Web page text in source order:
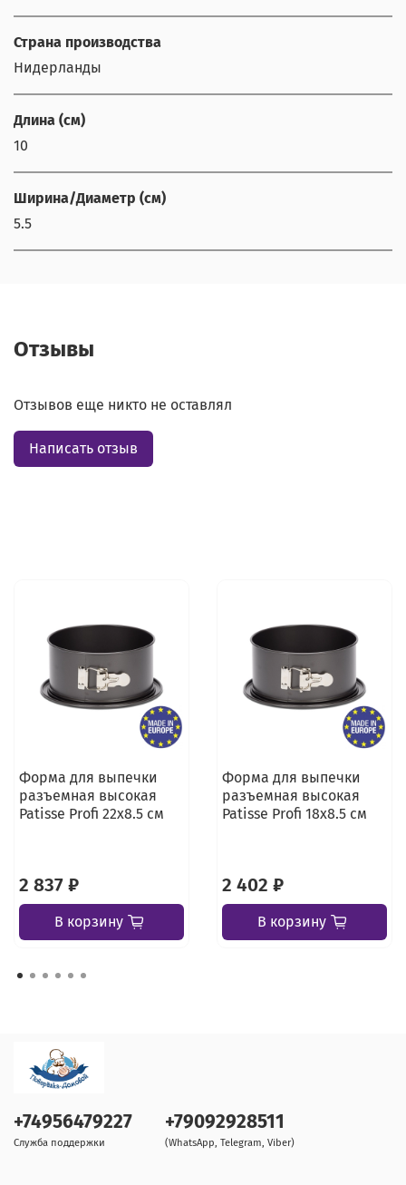
Страна производства
Нидерланды
Длина (см)
10
Ширина/Диаметр (см)
5.5
Отзывы
Отзывов еще никто не оставлял
Написать отзыв
Форма для выпечки
разъемная высокая
Patisse Profi 22x8.5 см
2 837 ₽
В корзину
Форма для выпечки
разъемная высокая
Patisse Profi 18x8.5 см
2 402 ₽
В корзину
+74956479227
Служба поддержки
+79092928511
(WhatsApp, Telegram, Viber)